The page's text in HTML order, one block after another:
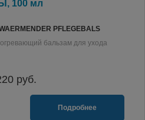
100 мл
PFLEGEBALS
бальзам для ухода
руб.
Подробнее